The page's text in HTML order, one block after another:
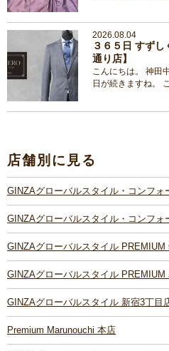
2026.08.04
３６５日 すず
通り店】
こんにちは。 神田
日が続きますね。 こ
店舗別に見る
GINZAグローバルスタイル・コンフォ
GINZAグローバルスタイル・コンフォ
GINZAグローバルスタイル PREMIUM
GINZAグローバルスタイル PREMIUM
GINZAグローバルスタイル 新宿3丁目
Premium Marunouchi 本店